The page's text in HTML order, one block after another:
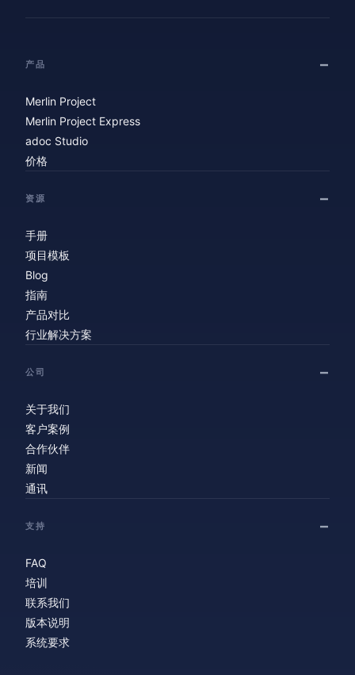
产品
Merlin Project
Merlin Project Express
adoc Studio
价格
资源
手册
项目模板
Blog
指南
产品对比
行业解决方案
公司
关于我们
客户案例
合作伙伴
新闻
通讯
支持
FAQ
培训
联系我们
版本说明
系统要求